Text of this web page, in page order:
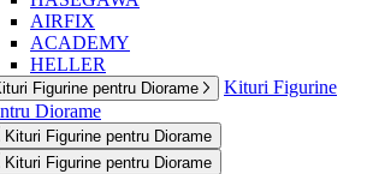
AIRFIX
ACADEMY
HELLER
Figurine pentru Diorame
Kituri Figurine
Diorame
Kituri Figurine pentru Diorame
Kituri Figurine pentru Diorame